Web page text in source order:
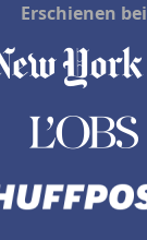
Erschienen bei